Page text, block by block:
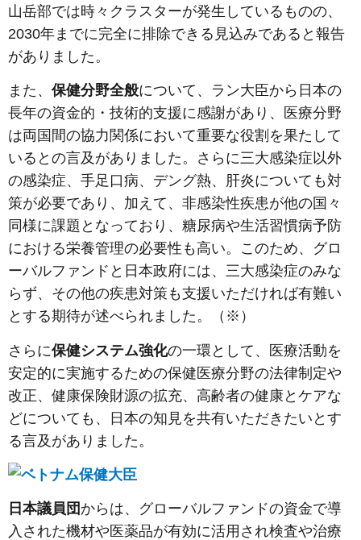
山岳部では時々クラスターが発生しているものの、
2030年までに完全に排除できる見込みであると報告
がありました。
また、 保健分野全般について、ラン大臣から日本の
長年の資金的・技術的支援に感謝があり、医療分野
は両国間の協力関係において重要な役割を果たして
いるとの言及がありました。さらに三大感染症以外
の感染症、手足口病、デング熱、肝炎についても対
策が必要であり、加えて、非感染性疾患が他の国々
同様に課題となっており、糖尿病や生活習慣病予防
における栄養管理の必要性も高い。このため、グロ
ーバルファンドと日本政府には、三大感染症のみな
らず、その他の疾患対策も支援いただければ有難い
とする期待が述べられました。（※）
さらに保健システム強化の一環として、医療活動を
安定的に実施するための保健医療分野の法律制定や
改正、健康保険財源の拡充、高齢者の健康とケアな
どについても、日本の知見を共有いただきたいとす
る言及がありました。
日本議員団からは、グローバルファンドの資金で導
入された機材や医薬品が有効に活用され検査や治療